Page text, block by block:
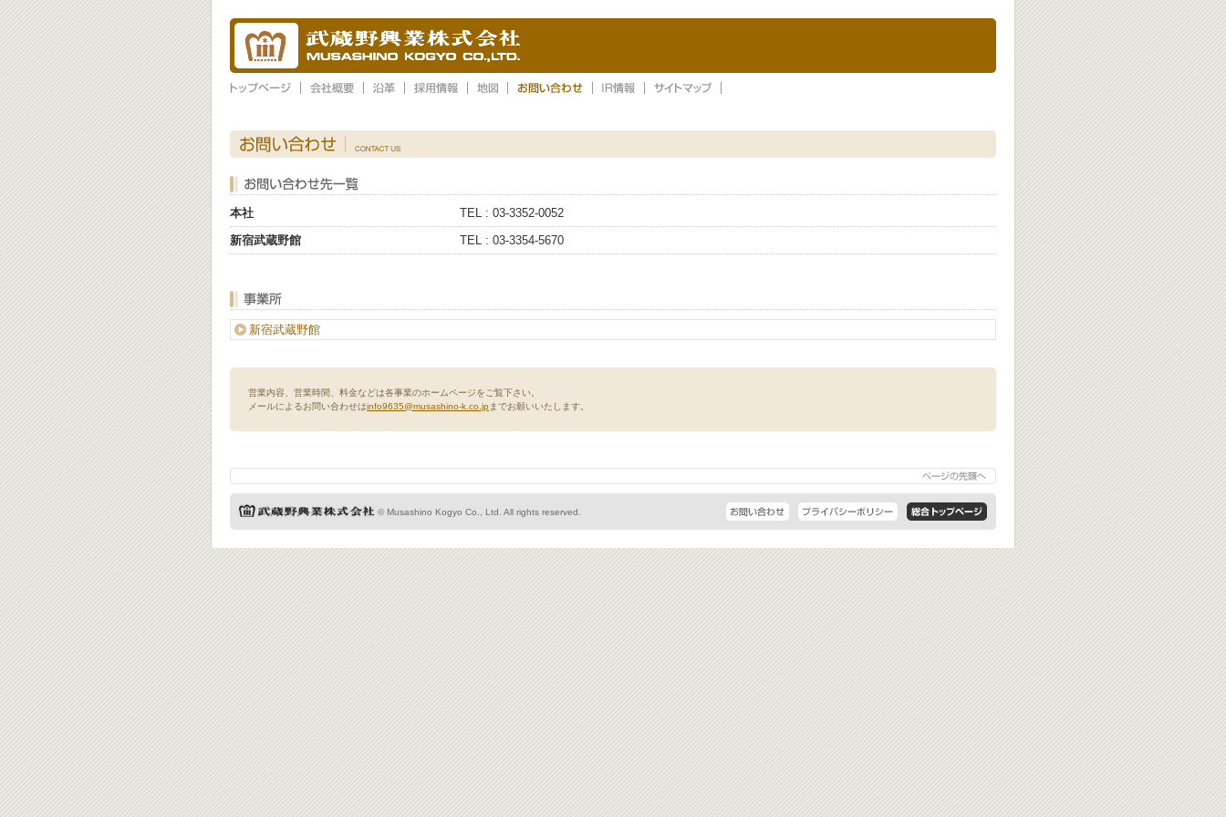
本社
TEL : 03-3352-0052
新宿武蔵野館
TEL : 03-3354-5670
新宿武蔵野館
営業内容、営業時間、料金などは各事業のホームページをご覧下さい。
メールによるお問い合わせはinfo9635@musashino-k.co.jpまでお願いいたします。
© Musashino Kogyo Co., Ltd. All rights reserved.